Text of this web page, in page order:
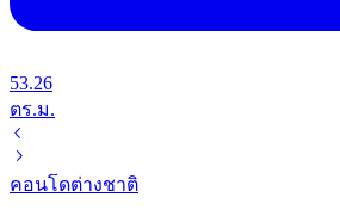
53.26
ตร.ม.
คอนโดต่างชาติ